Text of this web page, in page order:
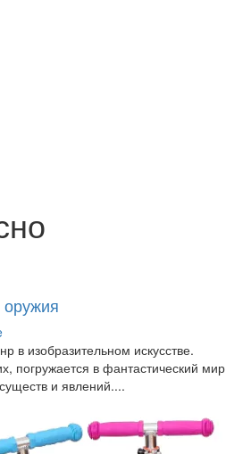
в изобразительном искусстве.
погружается в фантастический мир
и явлений....